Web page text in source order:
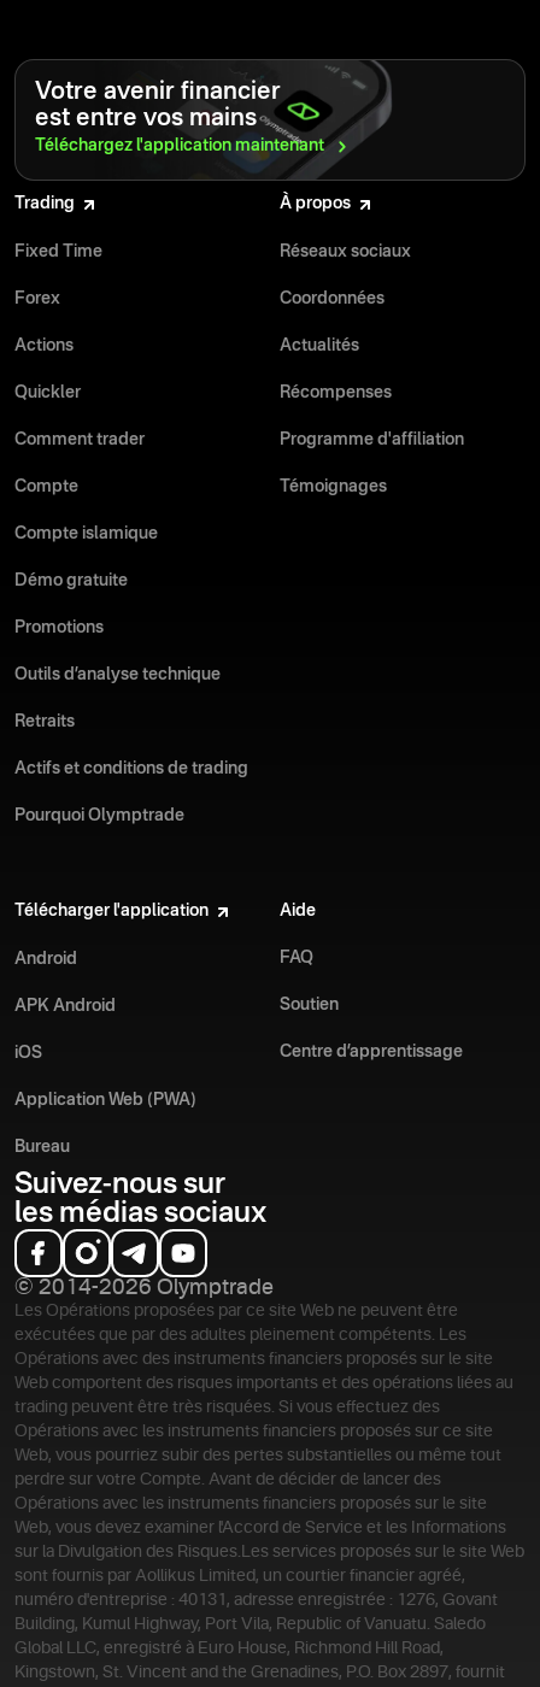
Votre avenir financier
est entre vos mains
Téléchargez l'applicationmaintenant
Trading
Fixed Time
Forex
Actions
Quickler
Comment trader
Compte
Compte islamique
Démo gratuite
Promotions
Outils d’analyse technique
Retraits
Actifs et conditions de trading
Pourquoi Olymptrade
À propos
Réseaux sociaux
Coordonnées
Actualités
Récompenses
Programme d'affiliation
Témoignages
Télécharger l'application
Android
APK Android
iOS
Application Web (PWA)
Bureau
Aide
FAQ
Soutien
Centre d’apprentissage
Suivez-nous sur
les médias sociaux
© 2014-2026 Olymptrade
Les Opérations proposées par ce site Web ne peuvent être
exécutées que par des adultes pleinement compétents. Les
Opérations avec des instruments financiers proposés sur le site
Web comportent des risques importants et des opérations liées au
trading peuvent être très risquées. Si vous effectuez des
Opérations avec les instruments financiers proposés sur ce site
Web, vous pourriez subir des pertes substantielles ou même tout
perdre sur votre Compte. Avant de décider de lancer des
Opérations avec les instruments financiers proposés sur le site
Web, vous devez examiner l'Accord de Service et les Informations
sur la Divulgation des Risques. Les services proposés sur le site Web
sont fournis par Aollikus Limited, un courtier financier agréé,
numéro d'entreprise : 40131, adresse enregistrée : 1276, Govant
Building, Kumul Highway, Port Vila, Republic of Vanuatu. Saledo
Global LLC, enregistré à Euro House, Richmond Hill Road,
Kingstown, St. Vincent and the Grenadines, P.O. Box 2897, fournit